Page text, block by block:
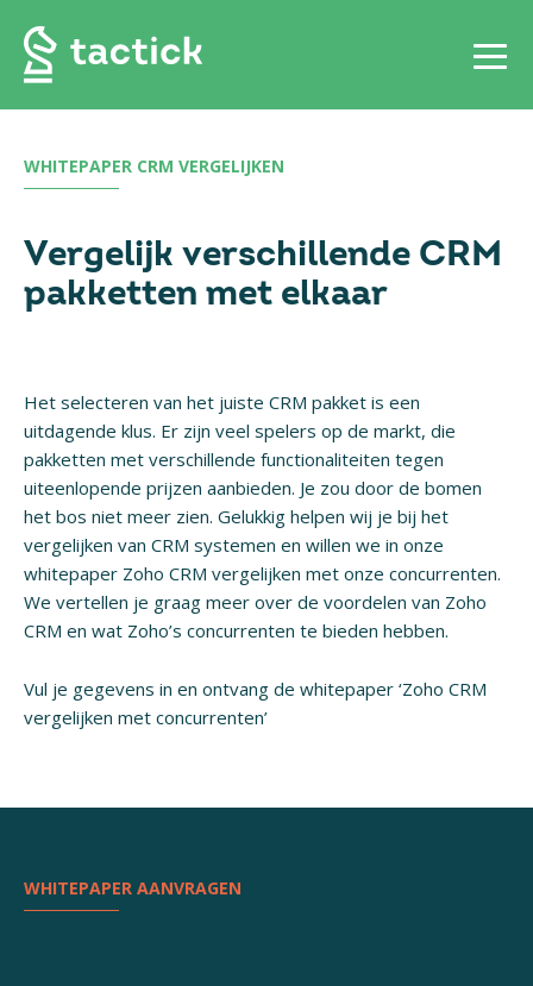
WHITEPAPER CRM VERGELIJKEN
Vergelijk verschillende CRM
pakketten met elkaar
Het selecteren van het juiste CRM pakket is een
uitdagende klus. Er zijn veel spelers op de markt, die
pakketten met verschillende functionaliteiten tegen
uiteenlopende prijzen aanbieden. Je zou door de bomen
het bos niet meer zien. Gelukkig helpen wij je bij het
vergelijken van CRM systemen en willen we in onze
whitepaper Zoho CRM vergelijken met onze concurrenten.
We vertellen je graag meer over de voordelen van Zoho
CRM en wat Zoho’s concurrenten te bieden hebben.
Vul je gegevens in en ontvang de whitepaper ‘Zoho CRM
vergelijken met concurrenten’
WHITEPAPER AANVRAGEN